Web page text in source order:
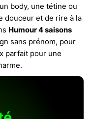
body, une tétine ou
douceur et de rire à la
Humour 4 saisons
sans prénom, pour
parfait pour une